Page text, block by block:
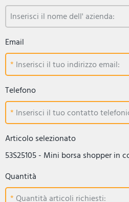
Inserisci il nome dell' azienda:
Email
Inserisci il tuo indirizzo email:
Telefono
Inserisci il tuo contatto
Articolo selezionato
53S25105 - Mini borsa shopper in
Quantità
Quantità articoli richiesti: